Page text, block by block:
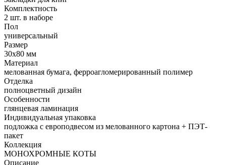
Комплектность
2 шт. в наборе
Пол
универсальный
Размер
30x80 мм
Материал
мелованная бумага, ферроагломерированный полимер
Отделка
полноцветный дизайн
Особенности
глянцевая ламинация
Индивидуальная упаковка
подложка с европодвесом из мелованного картона + ПЭТ-
пакет
Коллекция
МОНОХРОМНЫЕ КОТЫ
Описание